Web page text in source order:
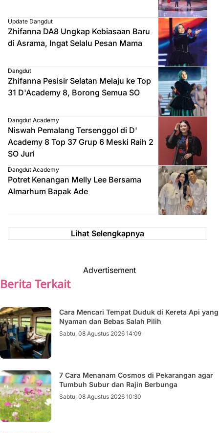
Update Dangdut
Zhifanna DA8 Ungkap Kebiasaan Baru
di Asrama, Ingat Selalu Pesan Mama
Dangdut
Zhifanna Pesisir Selatan Melaju ke Top
31 D'Academy 8, Borong Semua SO
Dangdut Academy
Niswah Pemalang Tersenggol di D'
Academy 8 Top 37 Grup 6 Meski Raih 2
SO Juri
Dangdut Academy
Potret Kenangan Melly Lee Bersama
Almarhum Bapak Ade
Lihat Selengkapnya
Advertisement
Berita Terkait
Cara Mencari Tempat Duduk di Kereta Api yang
Nyaman dan Bebas Salah Pilih
Sabtu, 08 Agustus 2026 14:09
7 Cara Menanam Cosmos di Pekarangan agar
Tumbuh Subur dan Rajin Berbunga
Sabtu, 08 Agustus 2026 10:30